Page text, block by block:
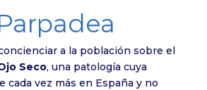
a la población sobre el
Seco, una patología cuya
cada vez más en España y no